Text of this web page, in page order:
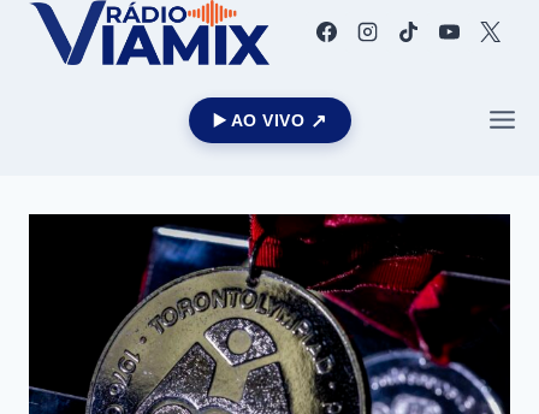
▶️ AO VIVO